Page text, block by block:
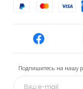
Подпишитесь на нашу